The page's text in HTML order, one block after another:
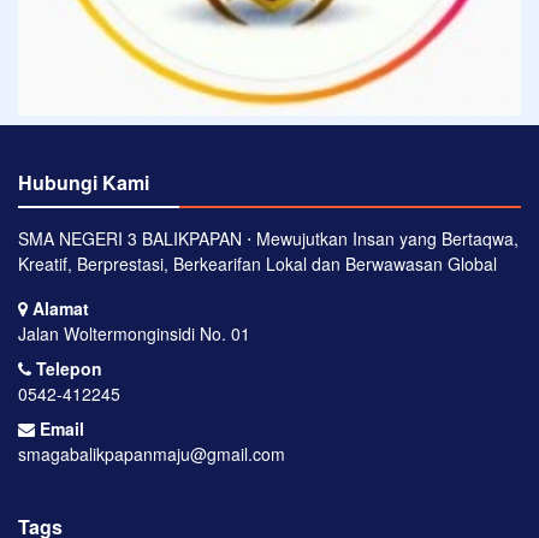
Hubungi Kami
SMA NEGERI 3 BALIKPAPAN ⋅ Mewujutkan Insan yang Bertaqwa,
Kreatif, Berprestasi, Berkearifan Lokal dan Berwawasan Global
Alamat
Jalan Woltermonginsidi No. 01
Telepon
0542-412245
Email
smagabalikpapanmaju@gmail.com
Tags